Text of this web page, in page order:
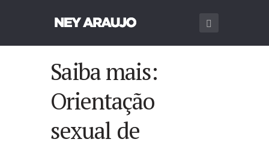
Saiba mais:
Orientação
sexual de